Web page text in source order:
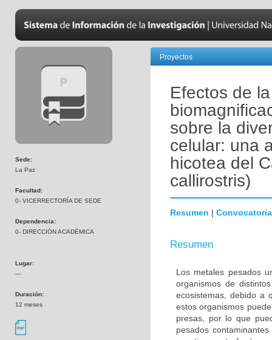
Sede:
La Paz
Facultad:
0- VICERRECTORÍA DE SEDE
Dependencia:
0- DIRECCIÓN ACADÉMICA
Lugar:
---
Duración:
12 meses
Proyectos
Efectos de
sobre la
celular: una
hicotea del
callirostris)
Resumen | Convocatoria
Resumen
Los metales pesados
organismos de
ecosistemas, debido a
estos organismos
presas, por lo que
pesados